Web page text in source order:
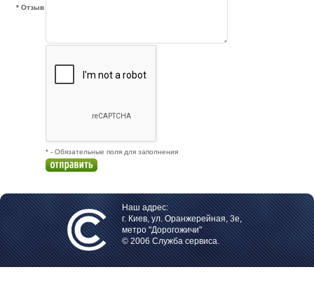
* Отзыв
* - Обязательные поля для заполнения
Наш адрес:
г. Киев, ул. Оранжерейная, 3е,
метро "Дорогожичи"
© 2006 Служба сервиса.